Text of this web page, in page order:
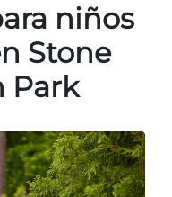
niños
Stone
Park